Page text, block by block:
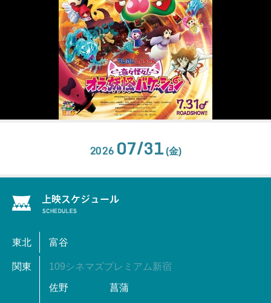
2026 07/31(金)
東北 富谷
関東 109シネマズプレミアム新宿
佐野 菖蒲